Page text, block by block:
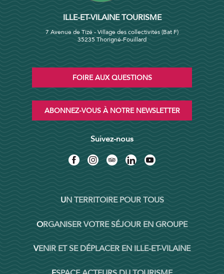
ILLE-ET-VILAINE TOURISME
7 Avenue de Tizé - Village des collectivités (Bat F)
35235 Thorigné-Fouillard
FOIRE AUX QUESTIONS
ABONNEZ-VOUS À NOTRE NEWSLETTER
Suivez-nous
UN TERRITOIRE POUR TOUS
ORGANISER VOTRE SÉJOUR EN GROUPE
VENIR ET SE DÉPLACER EN ILLE-ET-VILAINE